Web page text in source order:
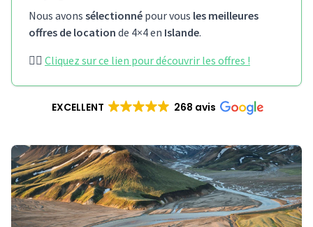
Nous avons sélectionné pour vous les meilleures
offres de location de 4×4 en Islande.
👉🏻 Cliquez sur ce lien pour découvrir les offres !
EXCELLENT 268 avis